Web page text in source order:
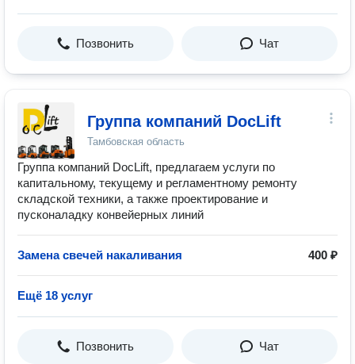
Позвонить Чат
Группа компаний DocLift
Тамбовская область
Группа компаний DocLift, предлагаем услуги по
капитальному, текущему и регламентному ремонту
складской техники, а также проектирование и
пусконаладку конвейерных линий
Замена свечей накаливания 400 ₽
Ещё 18 услуг
Позвонить Чат